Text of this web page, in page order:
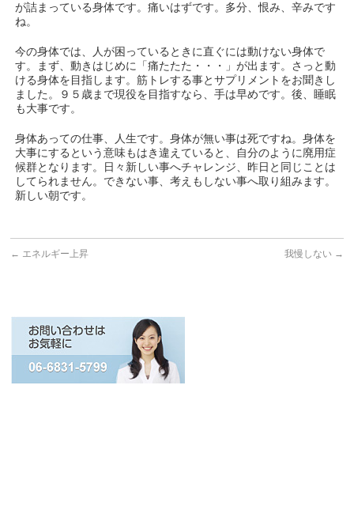
が詰まっている身体です。痛いはずです。多分、恨み、辛みです
ね。
今の身体では、人が困っているときに直ぐには動けない身体で
す。まず、動きはじめに「痛たたた・・・」が出ます。さっと動
ける身体を目指します。筋トレする事とサプリメントをお聞きし
ました。９５歳まで現役を目指すなら、手は早めです。後、睡眠
も大事です。
身体あっての仕事、人生です。身体が無い事は死ですね。身体を
大事にするという意味もはき違えていると、自分のように廃用症
候群となります。日々新しい事へチャレンジ、昨日と同じことは
してられません。できない事、考えもしない事へ取り組みます。
新しい朝です。
← エネルギー上昇 我慢しない →